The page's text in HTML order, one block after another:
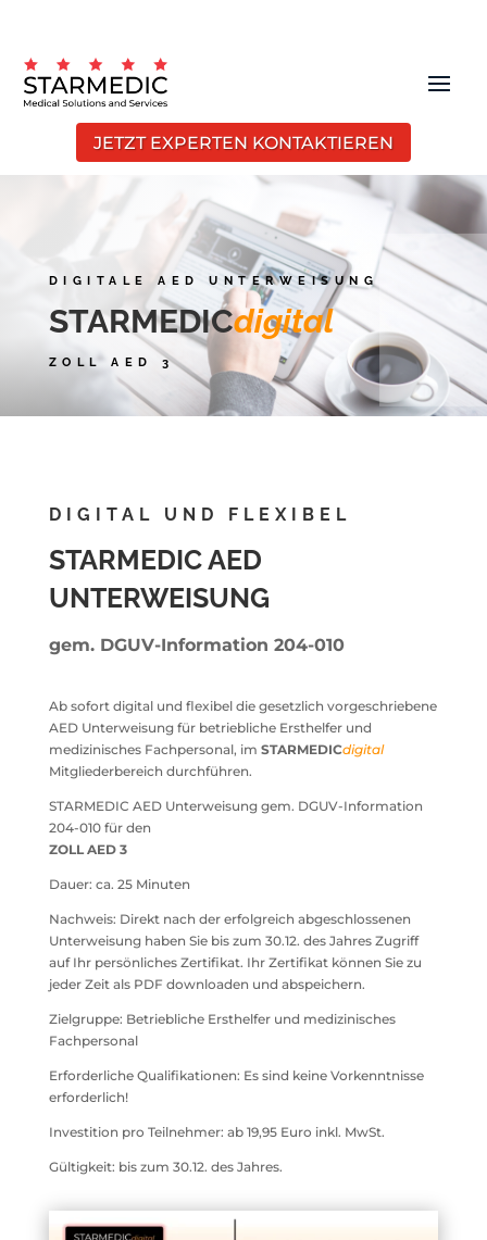
JETZT EXPERTEN KONTAKTIEREN
DIGITALE AED UNTERWEISUNG
STARMEDICdigital
ZOLL AED 3
DIGITAL UND FLEXIBEL
STARMEDIC AED
UNTERWEISUNG
gem. DGUV-Information 204-010
Ab sofort digital und flexibel die gesetzlich vorgeschriebene
AED Unterweisung für betriebliche Ersthelfer und
medizinisches Fachpersonal, im STARMEDICdigital
Mitgliederbereich durchführen.
STARMEDIC AED Unterweisung gem. DGUV-Information
204-010 für den
ZOLL AED 3
Dauer: ca. 25 Minuten
Nachweis: Direkt nach der erfolgreich abgeschlossenen
Unterweisung haben Sie bis zum 30.12. des Jahres Zugriff
auf Ihr persönliches Zertifikat. Ihr Zertifikat können Sie zu
jeder Zeit als PDF downloaden und abspeichern.
Zielgruppe: Betriebliche Ersthelfer und medizinisches
Fachpersonal
Erforderliche Qualifikationen: Es sind keine Vorkenntnisse
erforderlich!
Investition pro Teilnehmer: ab 19,95 Euro inkl. MwSt.
Gültigkeit: bis zum 30.12. des Jahres.